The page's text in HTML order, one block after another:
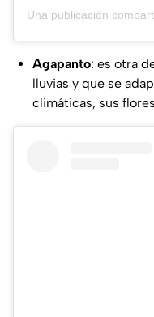
Agapanto: es otra
lluvias y que se
climáticas, sus